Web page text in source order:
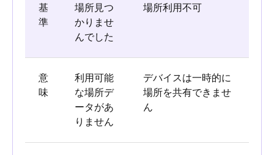
基
準
場所見つ
かりませ
んでした
場所利用不可
意
味
利用可能
な場所デ
ータがあ
りません
デバイスは一時的に
場所を共有できませ
ん